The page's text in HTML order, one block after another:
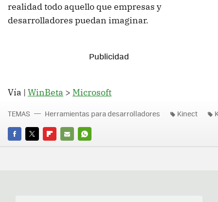
realidad todo aquello que empresas y
desarrolladores puedan imaginar.
Vía | WinBeta > Microsoft
FACEBOOK
TWITTERFLIPBOARD
E-
WHATSAPP
TEMAS Herramientas para desarrolladores Kinect